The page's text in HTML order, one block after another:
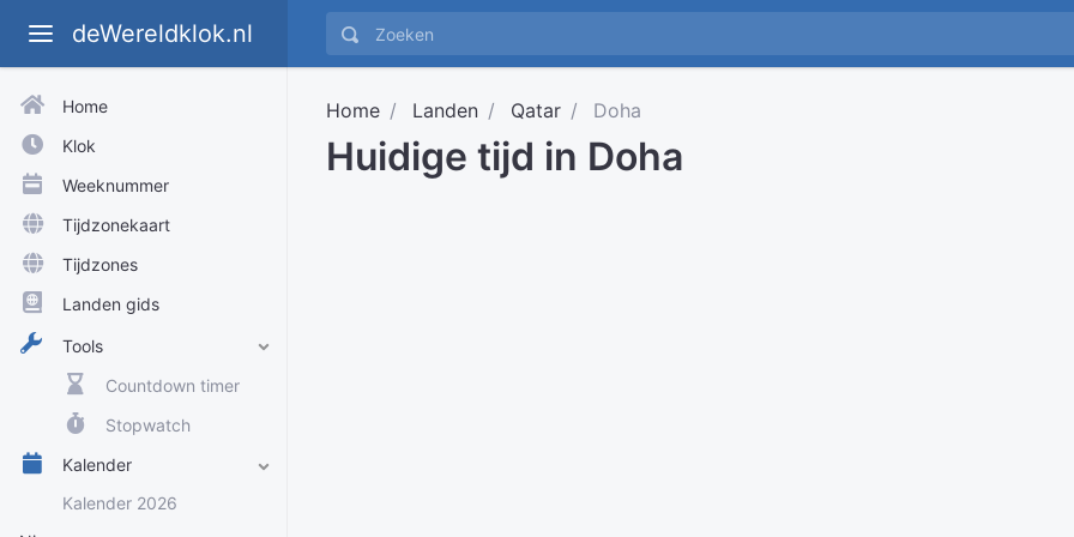
deWereldklok.nl
Home
Klok
Weeknummer
Tijdzonekaart
Tijdzones
Landen gids
Tools
Countdown timer
Stopwatch
Kalender
Kalender 2026
Home Landen Qatar Doha
Huidige tijd in Doha